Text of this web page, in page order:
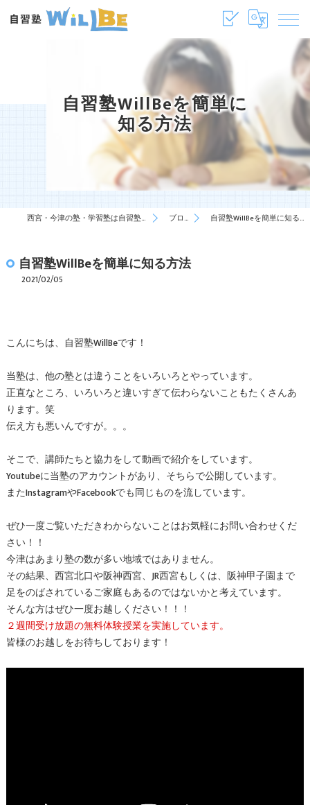
自習塾WillBeを簡単に
知る方法
西宮・今津の塾・学習塾は自習塾WillBe ブログ 自習塾WillBeを簡単に知る方法
自習塾WillBeを簡単に知る方法
2021/02/05
こんにちは、自習塾WillBeです！
当塾は、他の塾とは違うことをいろいろとやっています。
正直なところ、いろいろと違いすぎて伝わらないこともたくさんあ
ります。笑
伝え方も悪いんですが。。。
そこで、講師たちと協力をして動画で紹介をしています。
Youtubeに当塾のアカウントがあり、そちらで公開しています。
またInstagramやFacebookでも同じものを流しています。
ぜひ一度ご覧いただきわからないことはお気軽にお問い合わせくだ
さい！！
今津はあまり塾の数が多い地域ではありません。
その結果、西宮北口や阪神西宮、JR西宮もしくは、阪神甲子園まで
足をのばされているご家庭もあるのではないかと考えています。
そんな方はぜひ一度お越しください！！！
２週間受け放題の無料体験授業を実施しています。
皆様のお越しをお待ちしております！